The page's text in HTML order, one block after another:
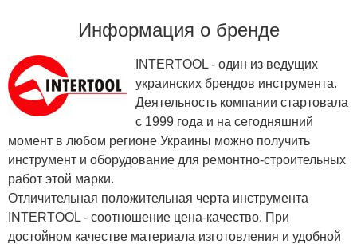
Информация о бренде
INTERTOOL - один из ведущих
украинских брендов инструмента.
Деятельность компании стартовала
с 1999 года и на сегодняшний
момент в любом регионе Украины можно получить
инструмент и оборудование для ремонтно-строительных
работ этой марки.
Отличительная положительная черта инструмента
INTERTOOL - соотношение цена-качество. При
достойном качестве материала изготовления и удобной